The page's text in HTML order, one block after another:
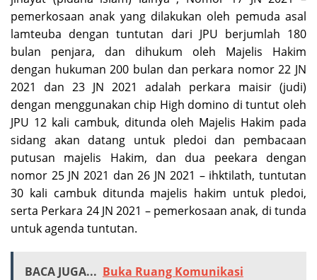
pemerkosaan anak yang dilakukan oleh pemuda asal
lamteuba dengan tuntutan dari JPU berjumlah 180
bulan penjara, dan dihukum oleh Majelis Hakim
dengan hukuman 200 bulan dan perkara nomor 22 JN
2021 dan 23 JN 2021 adalah perkara maisir (judi)
dengan menggunakan chip High domino di tuntut oleh
JPU 12 kali cambuk, ditunda oleh Majelis Hakim pada
sidang akan datang untuk pledoi dan pembacaan
putusan majelis Hakim, dan dua peekara dengan
nomor 25 JN 2021 dan 26 JN 2021 – ihktilath, tuntutan
30 kali cambuk ditunda majelis hakim untuk pledoi,
serta Perkara 24 JN 2021 – pemerkosaan anak, di tunda
untuk agenda tuntutan.
BACA JUGA... Buka Ruang Komunikasi